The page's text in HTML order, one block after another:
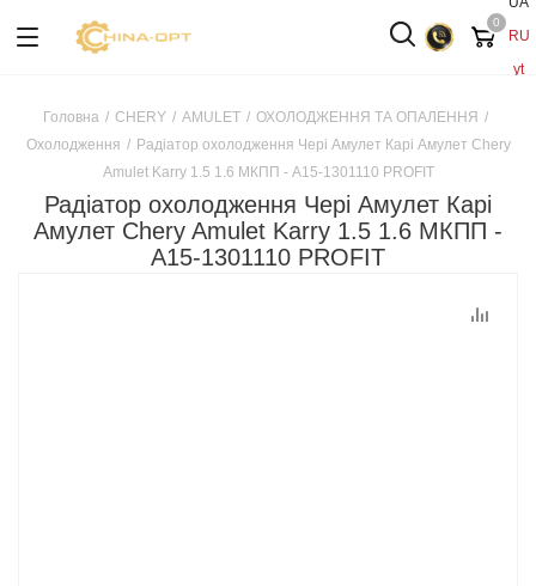
RU
yt
0
Головна / CHERY / AMULET / ОХОЛОДЖЕННЯ ТА ОПАЛЕННЯ /
Охолодження / Радіатор охолодження Чері Амулет Карі Амулет Chery
Amulet Karry 1.5 1.6 МКПП - A15-1301110 PROFIT
Радіатор охолодження Чері Амулет Карі
Амулет Chery Amulet Karry 1.5 1.6 МКПП -
A15-1301110 PROFIT